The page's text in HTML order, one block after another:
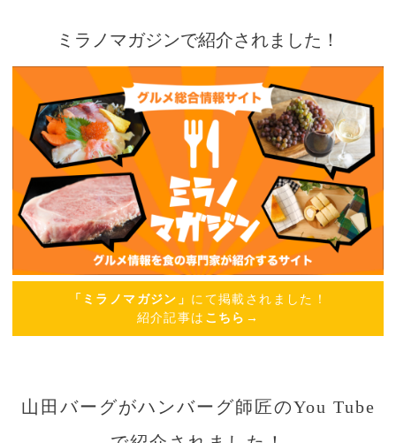
ミラノマガジンで紹介されました！
「ミラノマガジン」 にて掲載されました！
紹介記事は こちら→
山田バーグがハンバーグ師匠のYou Tube